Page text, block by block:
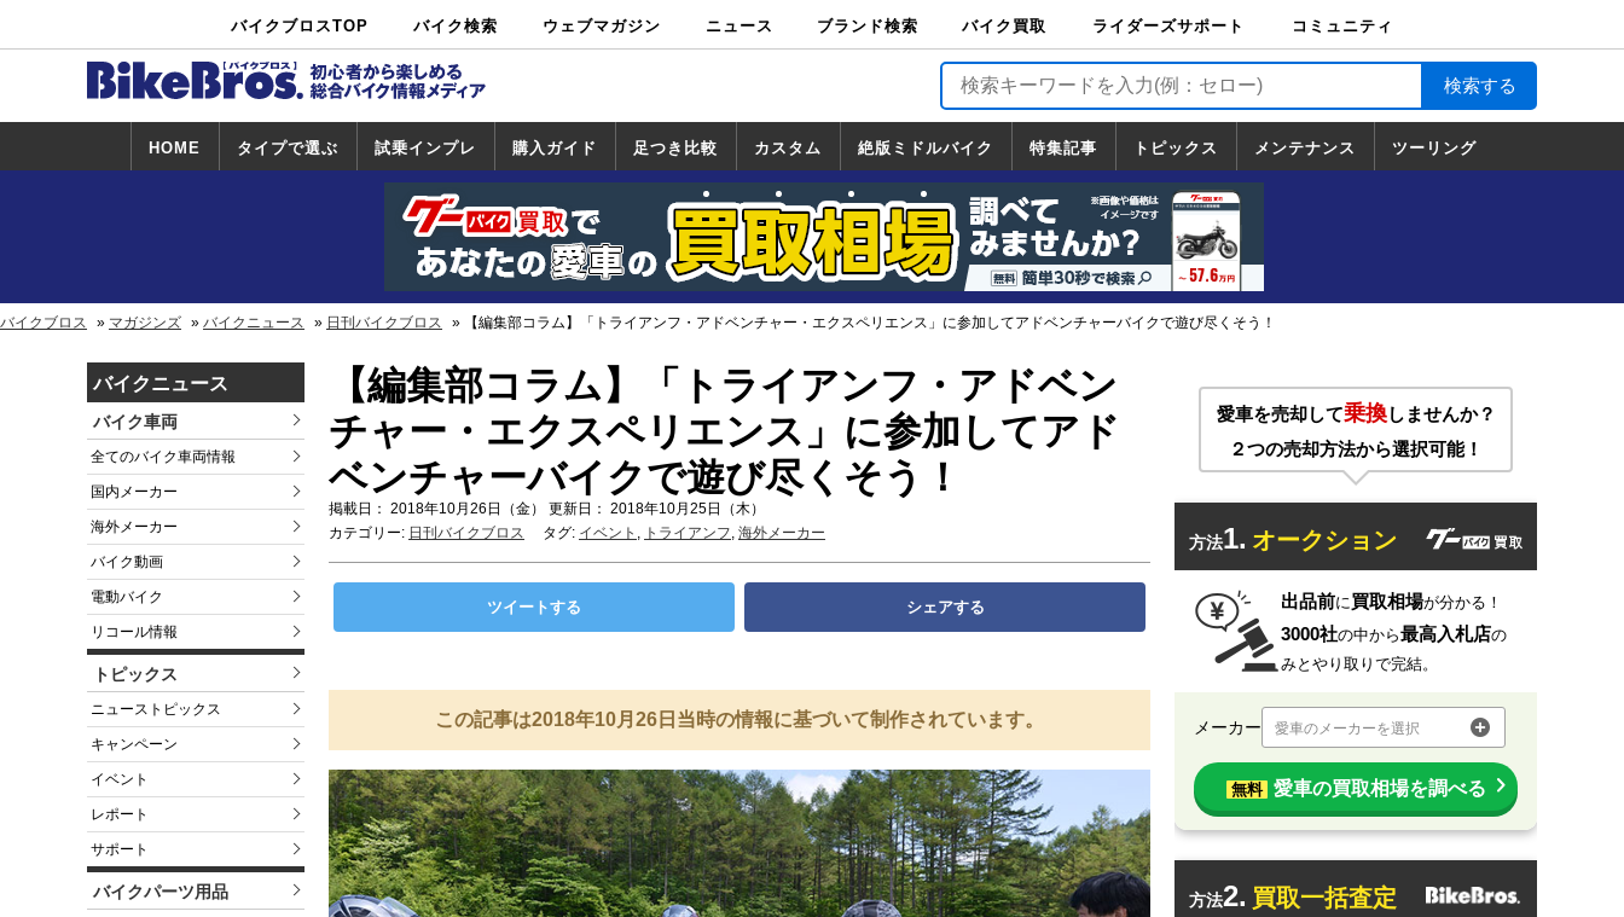
バイクブロスTOP バイク検索
中古バイ
ク・新車検
カタログ検
索
ショップ検
索
ウェブマガジン ニュース ブランド検索 バイク買取
バイク買取
ライダーズサポート
ライダーズサポート
TOP
バイク輸送
バイクガレージライ
フ
バイク車両保険
ロードサービス
バイク試乗
コミュニティ
HOME タイプで選ぶ 試乗インプレ
試乗インプレ
一覧
ホンダ
ヤマハ
スズキ
カワサキ
ハーレー
BMW
トライアンフ
ドゥカティ
購入ガイド
一覧
足つき比較 カスタム
カスタム
一覧
ホンダ
ヤマハ
スズキ
カワサキ
絶版ミドルバイク
絶版ミドルバイク
一覧
ホンダ
ヤマハ
スズキ
カワサキ
特集記事 トピックス
トピックス
一覧
ホンダ
ヤマハ
スズキ
カワサキ
ハーレーダ
ビッドソン
BMW
ドゥカティ
トライアン
フ
メンテナンス ツーリング
道の駅調査隊
ツーリング情報局
日本の道50選
国道めぐり
林道ツーリング
バイクブロス マガジンズ バイクニュース 日刊バイクブロス 【編集部コラム】「トライアンフ・アドベンチャー・エクスペリエンス」に参加してアドベンチャーバイクで遊び尽くそう！
バイクニュース
バイク車両
全てのバイク車両情報
国内メーカー
海外メーカー
バイク動画
電動バイク
リコール情報
トピックス
ニューストピックス
キャンペーン
イベント
レポート
サポート
バイクパーツ用品
【編集部コラム】「トライアンフ・アドベン
チャー・エクスペリエンス」に参加してアド
ベンチャーバイクで遊び尽くそう！
掲載日： 2018年10月26日（金） 更新日： 2018年10月25日（木）
カテゴリー: 日刊バイクブロス タグ: イベント , トライアンフ, 海外メーカー
ツイートする シェアする
この記事は2018年10月26日当時の情報に基づいて制作されています。
愛車を売却して乗換しませんか？
２つの売却方法から選択可能！
方法1. オークション
出品前に買取相場が分かる！
3000社の中から最高入札店の
みとやり取りで完結。
メーカー 愛車のメーカーを選択
無料 愛車の買取相場を調べる
方法2. 買取一括査定